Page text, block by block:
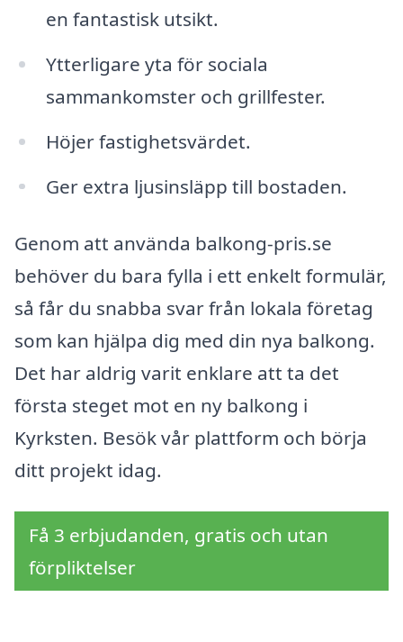
en fantastisk utsikt.
Ytterligare yta för sociala
sammankomster och grillfester.
Höjer fastighetsvärdet.
Ger extra ljusinsläpp till bostaden.
Genom att använda balkong-pris.se
behöver du bara fylla i ett enkelt formulär,
så får du snabba svar från lokala företag
som kan hjälpa dig med din nya balkong.
Det har aldrig varit enklare att ta det
första steget mot en ny balkong i
Kyrksten. Besök vår plattform och börja
ditt projekt idag.
Få 3 erbjudanden, gratis och utan
förpliktelser